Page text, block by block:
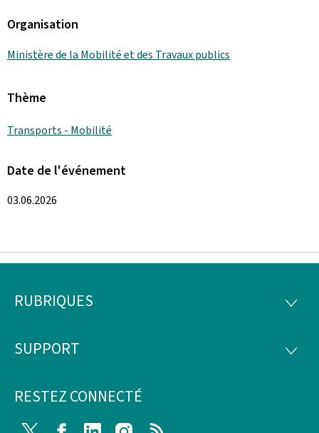
Organisation
Ministère de la Mobilité et des Travaux publics
Thème
Transports - Mobilité
Date de l'événement
03.06.2026
Pied
page
RUBRIQUES
SUPPORT
RESTEZ CONNECTÉ